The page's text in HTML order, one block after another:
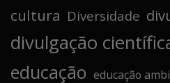
cultura Diversidade
divulgação
educação educação